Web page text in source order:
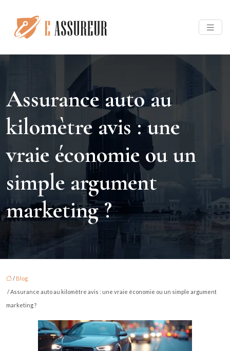
Assurance auto au
kilomètre avis : une
vraie économie ou un
simple argument
marketing ?
/ Blog
/ Assurance auto au kilomètre avis : une vraie économie ou un simple argument
marketing ?